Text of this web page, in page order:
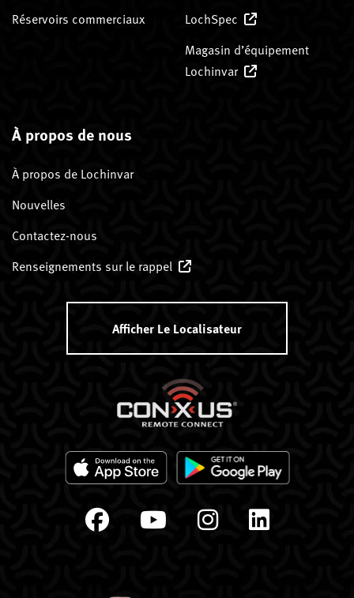
Réservoirs commerciaux
LochSpec
Magasin d’équipement
Lochinvar
À propos de nous
À propos de Lochinvar
Nouvelles
Contactez-nous
Renseignements sur le rappel
Afficher Le Localisateur